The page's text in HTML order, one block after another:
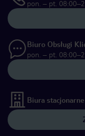
pon. – pt.
Biuro Obsługi
pon. – pt.
Biura stacjonarne